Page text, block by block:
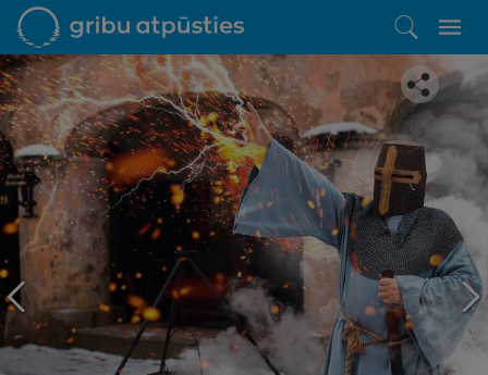
Iepatikās šis piedāvājums?
Līdz brīnišķīgai atpūtai atlikuši tikai daži soļi
PĒRKU